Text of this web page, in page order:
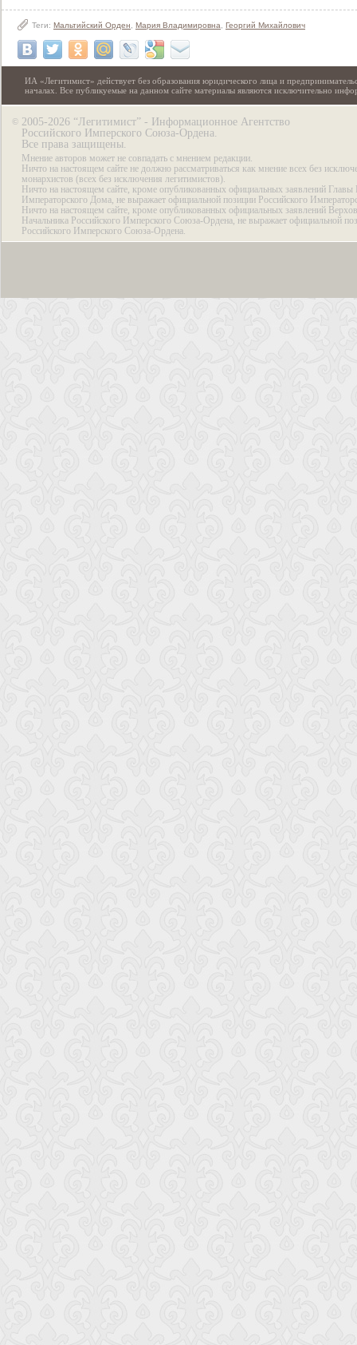
Теги: Мальтийский Орден Мария Владимировна Георгий Михайлович
ИА «Легитимист» действует без образования юридического лица и
началах. Все публикуемые на данном сайте материалы являются исключительно
© 2005-2026 “Легитимист” - Информационное Агентство
Российского Имперского Союза-Ордена.
Все права защищены.
Мнение авторов может не совпадать с мнением редакции.
Ничто на настоящем сайте не должно рассматриваться как мнение всех без
монархистов (всех без исключения легитимистов).
Ничто на настоящем сайте, кроме опубликованных официальных заявлений Главы
Императорского Дома, не выражает официальной позиции Российского
Ничто на настоящем сайте, кроме опубликованных официальных заявлений
Начальника Российского Имперского Союза-Ордена, не выражает официальной
Российского Имперского Союза-Ордена.